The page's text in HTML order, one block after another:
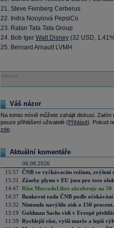
21. Steve Feinberg Cerberus
22. Indra Nooyiová PepsiCo
23. Ratan Tata Tata Group
24. Bob Iger Walt Disney (32 USD,
25. Bernard Arnault LVMH
Reklama
Váš názor
Na tomto místě můžete zahájit diskusi.
pouze přihlášení uživatelé (Přihlásit). Pokud
zde
Aktuální komentáře
06.08.2026
15:57 ČNB ve vyčkávacím režimu, zvýšení
15:31
Zásoby plynu v EU jsou pro toto
14:47 Růst MercadoLibre akceleruje na
14:37 Bankovní rada ČNB podle
13:32 Nintendo navýšilo zisk o 150
13:19 Goldman Sachs vidí v Evropě
11:59 Rychlejší růst, vyšší marže a lepší